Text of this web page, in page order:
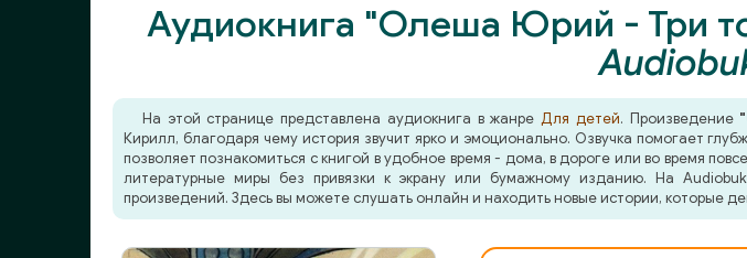
Аудиокнига "Олеша Юрий - Три
На этой странице представлена аудиокнига в жанреДля детей. Произведение
Кирилл, благодаря чему история звучит ярко и эмоционально. Озвучка помогает
позволяет познакомиться с книгой в удобное время - дома, в дороге или во время
литературные миры без привязки к экрану или бумажному изданию. На
произведений. Здесь вы можете слушать онлайн и находить новые истории, которые